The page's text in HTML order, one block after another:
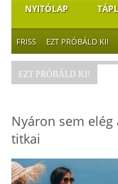
NYITÓLAP
FRISS EZT PRÓBÁLD KI!
EZT PRÓBÁLD KI!
Nyáron sem
titkai